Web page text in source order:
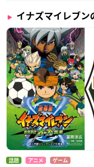
イナズマイレブン
話題 アニメ ゲーム